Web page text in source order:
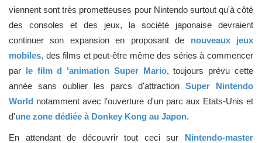
viennent sont très prometteuses pour Nintendo surtout qu'à côté
des consoles et des jeux, la société japonaise devraient
continuer son expansion en proposant de nouveaux jeux
mobiles, des films et peut-être même des séries à commencer
par le film d 'animation Super Mario, toujours prévu cette
année sans oublier les parcs d'attraction Super Nintendo
World notamment avec l'ouverture d'un parc aux Etats-Unis et
d'une zone dédiée à Donkey Kong au Japon.
En attendant de découvrir tout ceci sur Nintendo-master